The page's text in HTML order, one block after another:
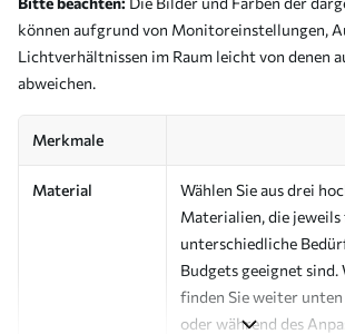
können aufgrund von Monitoreinstellungen,
Lichtverhältnissen im Raum leicht von denen
abweichen.
Merkmale
Material
Wählen Sie aus drei
Materialien, die
unterschiedliche
Budgets geeignet
finden Sie weiter
oder während des